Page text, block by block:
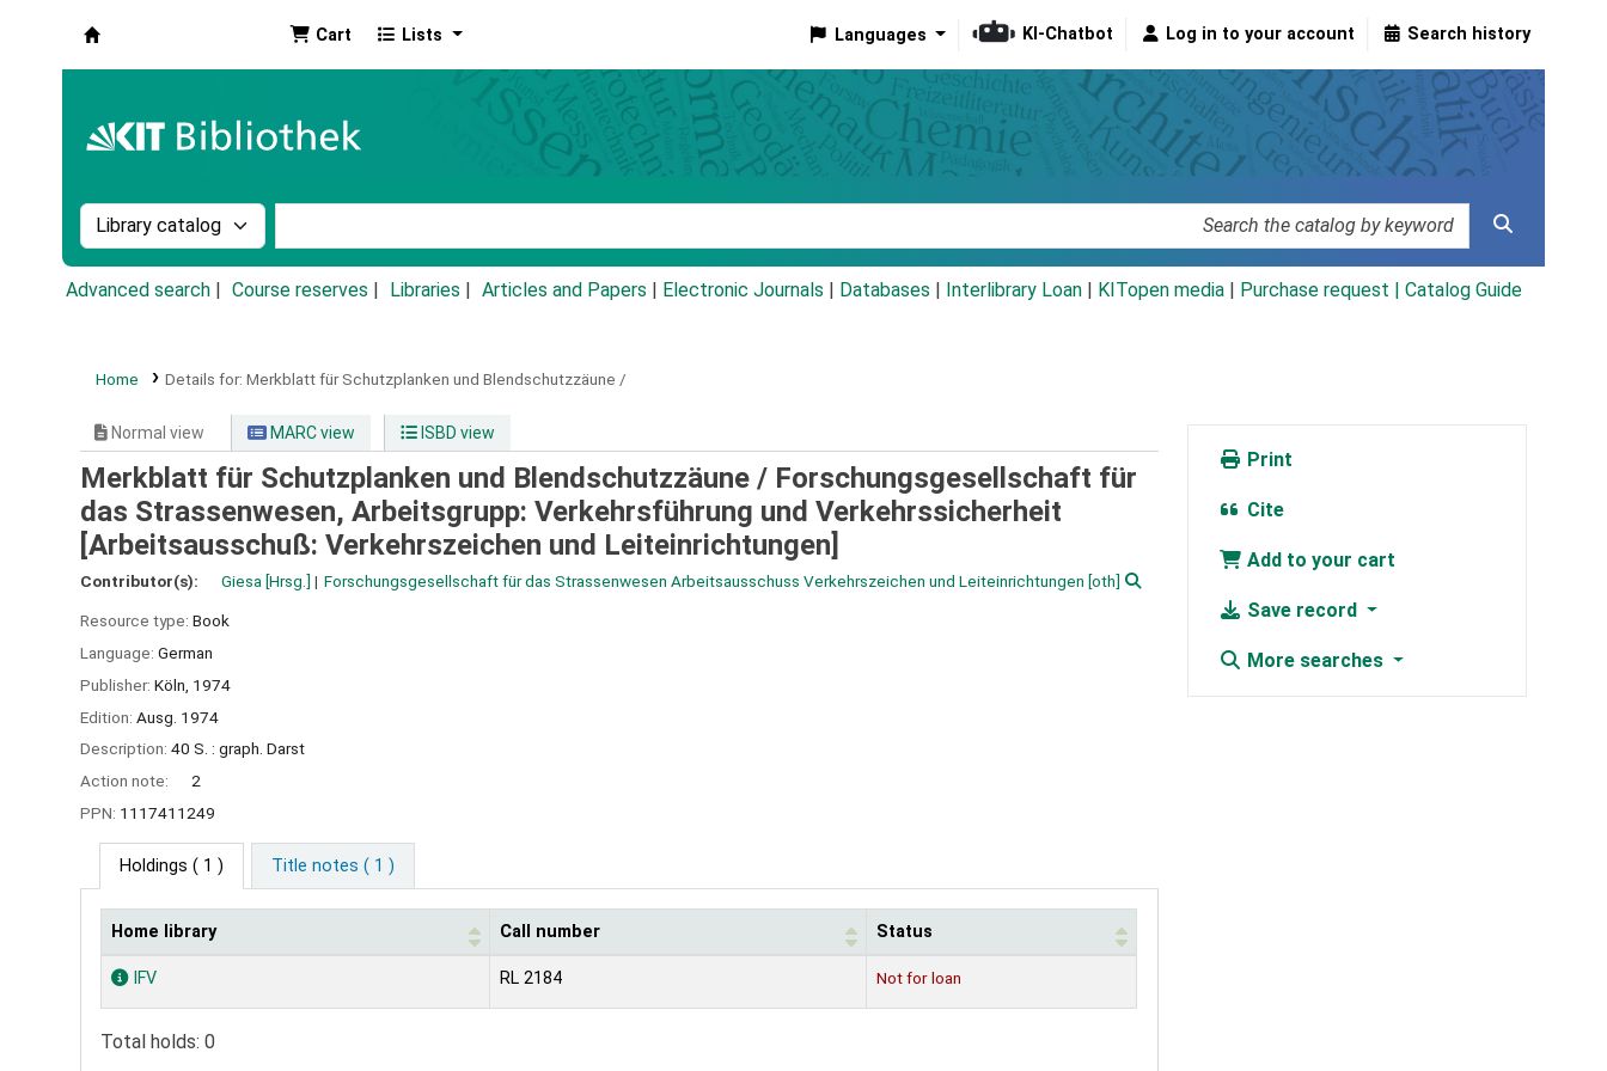
Cart Lists Languages KI-Chatbot Log in to your account Search history
Search the catalog by:
Advanced search Course reserves Libraries Articles and Papers Electronic Journals Databases Interlibrary Loan KITopen media Purchase request | Catalog Guide
Home Details for: Merkblatt für Schutzplanken und Blendschutzzäune /
Normal view MARC view ISBD view
Merkblatt für Schutzplanken und Blendschutzzäune / Forschungsgesellschaft für
das Strassenwesen, Arbeitsgrupp: Verkehrsführung und Verkehrssicherheit
[Arbeitsausschuß: Verkehrszeichen und Leiteinrichtungen]
Contributor(s): Giesa [Hrsg.] Forschungsgesellschaft für das Strassenwesen Arbeitsausschuss Verkehrszeichen und Leiteinrichtungen [oth]
Resource type: Book
Language: German
Publisher: Köln, 1974
Edition: Ausg. 1974
Description: 40 S. : graph. Darst
Action note:
2
PPN: 1117411249
Holdings ( 1 ) Title notes ( 1 )
Holdings
Home library Call number Status
IFV RL 2184 Not for loan
Total holds: 0
Print
Cite
Add to your cart
Save record
More searches